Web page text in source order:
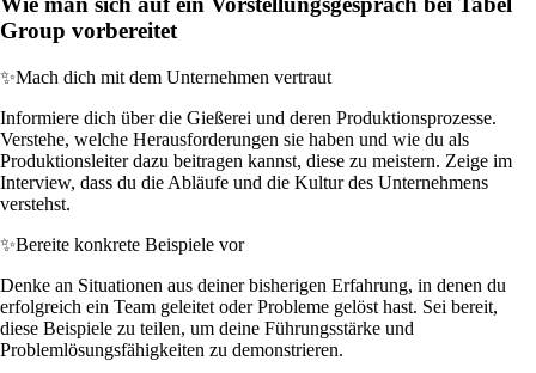
Group vorbereitet
✨Mach dich mit dem Unternehmen vertraut
Informiere dich über die Gießerei und deren Produktionsprozesse.
Verstehe, welche Herausforderungen sie haben und wie du als
Produktionsleiter dazu beitragen kannst, diese zu meistern. Zeige im
Interview, dass du die Abläufe und die Kultur des Unternehmens
verstehst.
✨Bereite konkrete Beispiele vor
Denke an Situationen aus deiner bisherigen Erfahrung, in denen du
erfolgreich ein Team geleitet oder Probleme gelöst hast. Sei bereit,
diese Beispiele zu teilen, um deine Führungsstärke und
Problemlösungsfähigkeiten zu demonstrieren.